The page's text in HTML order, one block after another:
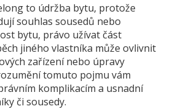
to údržba bytu, protože
souhlas sousedů nebo
bytu, právo užívat část
jiného vlastníka může ovlivnit
zařízení nebo úpravy
tomuto pojmu vám
komplikacím a usnadní
či sousedy.